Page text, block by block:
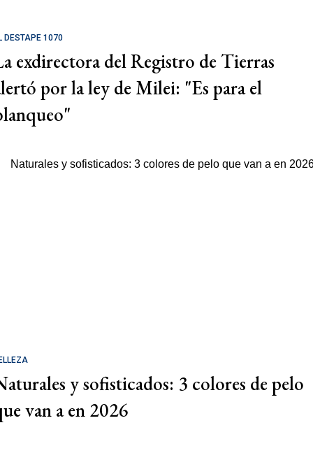
DESTAPE 1070
exdirectora del Registro de Tierras
por la ley de Milei: "Es para el
y sofisticados: 3 colores de pelo
van a en 2026